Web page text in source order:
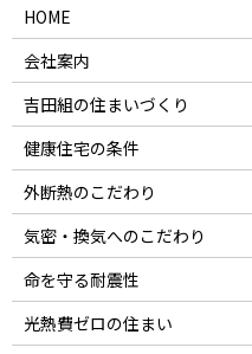
HOME
会社案内
吉田組の住まいづくり
健康住宅の条件
外断熱のこだわり
気密・換気へのこだわり
命を守る耐震性
光熱費ゼロの住まい